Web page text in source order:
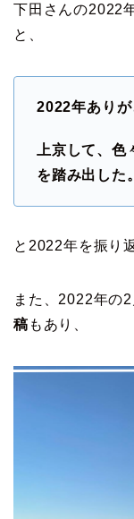
下田さんの2022
と、
2022年ありが
上京して、
を踏み出した
と2022年を振り
また、2022年の
稿 もあり、